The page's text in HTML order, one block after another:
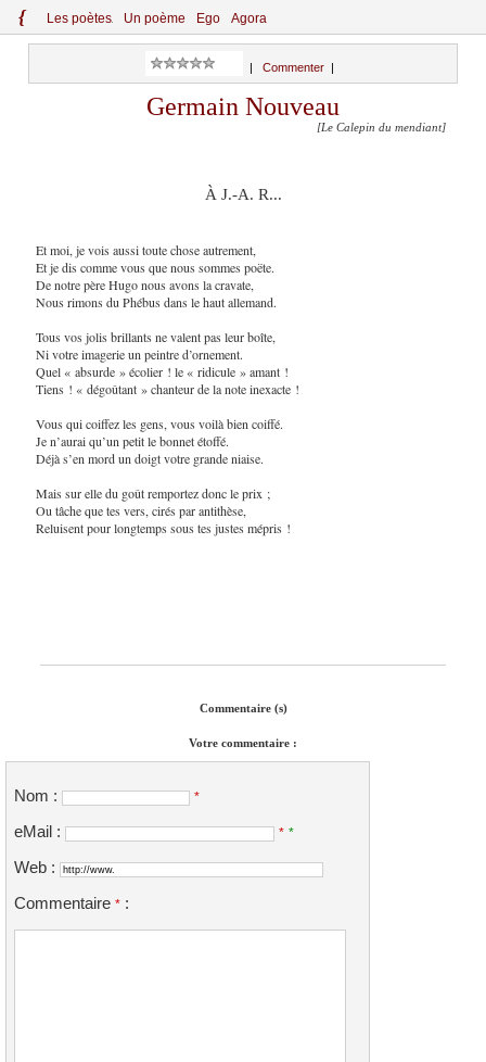
{ Les poètes Un poème Ego Agora
Commenter
Germain Nouveau
[Le Calepin du mendiant]
À J.-A. R...
Et moi, je vois aussi toute chose autrement,
Et je dis comme vous que nous sommes poëte.
De notre père Hugo nous avons la cravate,
Nous rimons du Phébus dans le haut allemand.
Tous vos jolis brillants ne valent pas leur boîte,
Ni votre imagerie un peintre d’ornement.
Quel « absurde » écolier ! le « ridicule » amant !
Tiens ! « dégoûtant » chanteur de la note inexacte !
Vous qui coiffez les gens, vous voilà bien coiffé.
Je n’aurai qu’un petit le bonnet étoffé.
Déjà s’en mord un doigt votre grande niaise.
Mais sur elle du goût remportez donc le prix ;
Ou tâche que tes vers, cirés par antithèse,
Reluisent pour longtemps sous tes justes mépris !
Commentaire (s)
Votre commentaire :
Nom : *
eMail : * *
Web :
Commentaire * :